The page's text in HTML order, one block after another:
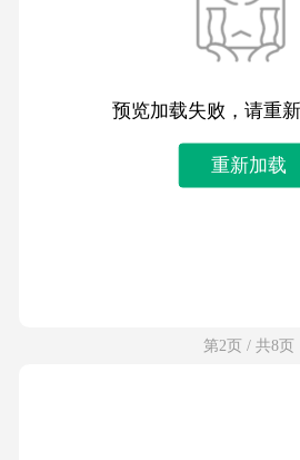
预览加载失败，请重
重新加载
第2页 / 共8页